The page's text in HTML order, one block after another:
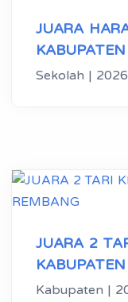
JUARA
Sekolah | 2026
JUARA 2
Kabupaten |